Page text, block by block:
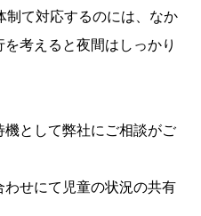
制て対応するのには、なか
考えると夜間はしっかり
として弊社にご相談がご
せにて児童の状況の共有